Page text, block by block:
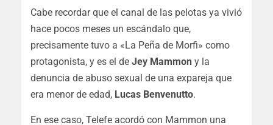
Cabe recordar que el canal de las pelotas ya vivió
hace pocos meses un escándalo que,
precisamente tuvo a «La Peña de Morfi» como
protagonista, y es el de Jey Mammon y la
denuncia de abuso sexual de una expareja que
era menor de edad, Lucas Benvenutto.
En ese caso, Telefe acordó con Mammon una